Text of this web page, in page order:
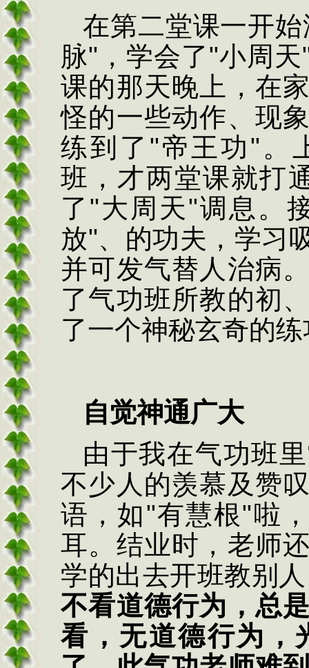
在第二堂课一开
脉" ，学会了"小周天
课的那天晚上，在
怪的一些动作、现
练到了 "帝王功" 。
班，才两堂课就打
了 "大周天"调息。
放"、的功夫，学习
并可发气替人治病
了气功班所教的初
了一个神秘玄奇的
自觉神通广大
由于我在气功班
不少人的羡慕及赞
语，如"有慧根"啦
耳。结业时，老师
学的出去开班教别
不看道德行为，总
看，无道德行为，